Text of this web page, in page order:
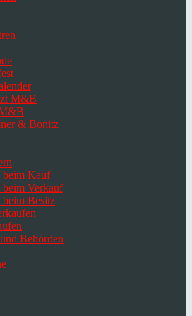
M&B
& Bonitz
beim Kauf
beim Verkauf
beim Besitz
Behörden